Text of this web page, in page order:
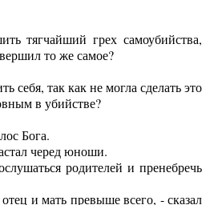
тягчайший грех самоубийства,
то же самое?
себя, так как не могла сделать это
в убийстве?
Бога.
черед юноши.
родителей и пренебречь
и мать превыше всего, - сказал